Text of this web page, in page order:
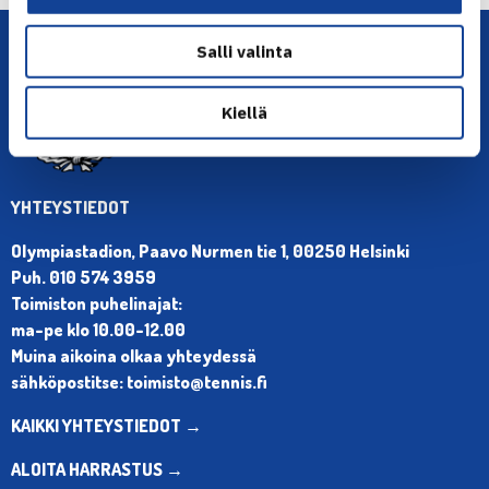
Salli valinta
Kiellä
YHTEYSTIEDOT
Olympiastadion, Paavo Nurmen tie 1, 00250 Helsinki
Puh. 010 574 3959
Toimiston puhelinajat:
ma-pe klo 10.00-12.00
Muina aikoina olkaa yhteydessä
sähköpostitse: toimisto@tennis.fi
KAIKKI YHTEYSTIEDOT →
ALOITA HARRASTUS →